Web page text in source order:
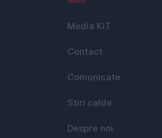
Media KIT
Contact
Comunicate
Stiri calde
Despre noi